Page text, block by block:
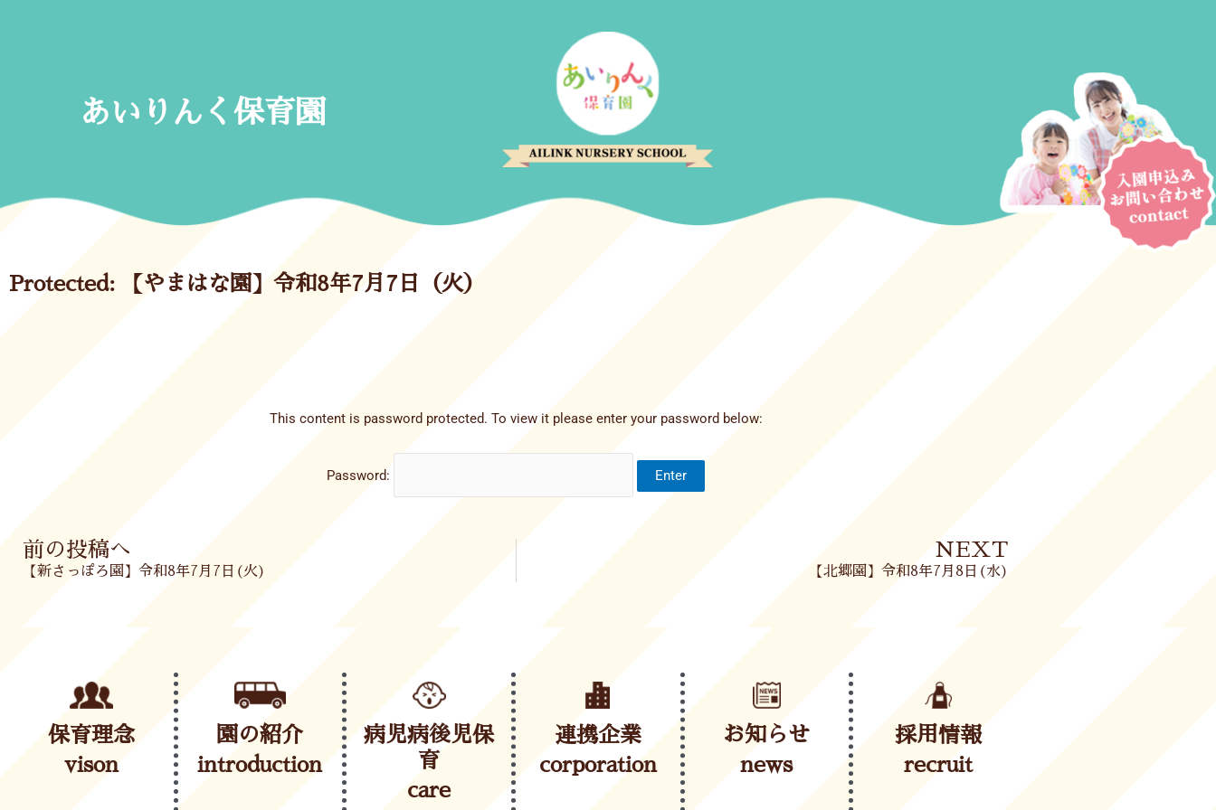
あいりんく保育園
Protected: 【やまはな園】令和8年7月7日（火）
This content is password protected. To view it please enter your password below:
Password:
Prev
前の投稿へ
【新さっぽろ園】令和8年7月7日(火)
NEXT
【北郷園】令和8年7月8日(水)
保育理念
vison
園の紹介
introduction
病児病後児保
育
care
連携企業
corporation
お知らせ
news
採用情報
recruit